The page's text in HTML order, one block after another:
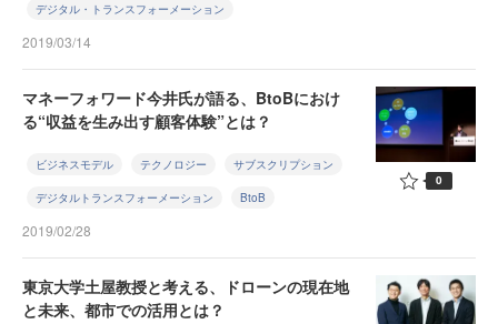
デジタル・トランスフォーメーション
2019/03/14
マネーフォワード今井氏が語る、BtoBにおけ
る“収益を生み出す顧客体験”とは？
ビジネスモデル テクノロジー サブスクリプション
デジタルトランスフォーメーション BtoB
2019/02/28
0
東京大学土屋教授と考える、ドローンの現在地
と未来、都市での活用とは？